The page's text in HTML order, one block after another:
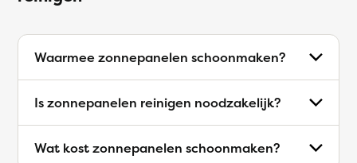
Waarmee zonnepanelen schoonmaken?
Is zonnepanelen reinigen noodzakelijk?
Wat kost zonnepanelen schoonmaken?